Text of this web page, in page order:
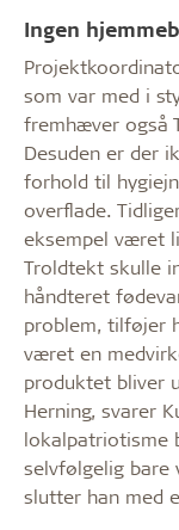
Ingen
som var med i
fremhæver også
Desuden er der
forhold til
overflade.
eksempel været
Troldtekt skulle
håndteret
problem, tilføjer
været en
produktet bliver
Herning, svarer
lokalpatriotisme
selvfølgelig bare
slutter han med